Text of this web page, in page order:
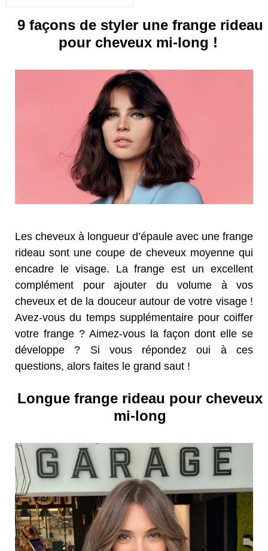
9 façons de styler une frange rideau
pour cheveux mi-long !
Les cheveux à longueur d’épaule avec une frange
rideau sont une coupe de cheveux moyenne qui
encadre le visage. La frange est un excellent
complément pour ajouter du volume à vos
cheveux et de la douceur autour de votre visage !
Avez-vous du temps supplémentaire pour coiffer
votre frange ? Aimez-vous la façon dont elle se
développe ? Si vous répondez oui à ces
questions, alors faites le grand saut !
Longue frange rideau pour cheveux
mi-long